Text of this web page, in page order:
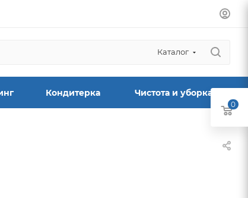
Каталог
Кондитерка Чистота и уборка
0